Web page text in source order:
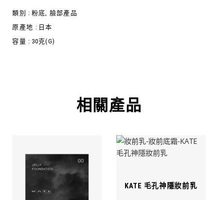
類別 : 粉底
臉部產品
原產地 : 日本
容量 : 30克(G)
相關產品
KATE 毛孔神隱妝前乳